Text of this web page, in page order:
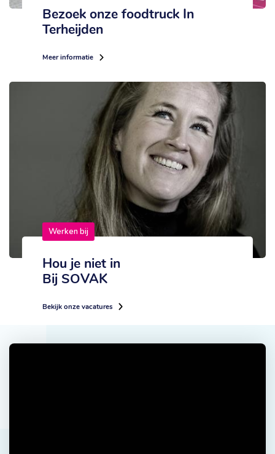
Bezoek onze foodtruck In
Terheijden
Meer informatie
Werken bij
Hou je niet in
Bij SOVAK
Bekijk onze vacatures